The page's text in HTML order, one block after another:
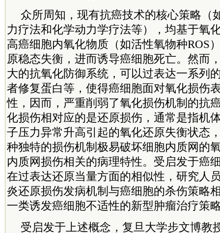
众所周知，现有抗癌技术的核心策略（
力疗法和化学动力学疗法等），均基于氧
高癌细胞内氧化物质（如活性氧物种ROS
原稳态失衡，进而诱导癌细胞死亡。然而
大的抗氧化防御系统，可以过表达一系列
者修复蛋白等，使得癌细胞面对氧化损伤
性，因而，严重削弱了氧化损伤机制的抗
化损伤相对应的是还原损伤，通常是指机
子压力异常升高引起的氧化还原失衡状态
种独特的损伤机制极易破坏细胞内质网的
内质网损伤相关的病理特性。受启发于癌
在过表达还原当量方面的相似性，研究人
炎还原损伤发病机制与癌细胞的杀伤策略
一类诱发癌细胞不适性的新型肿瘤治疗策
受启发于上述概念，复旦大学步文博教